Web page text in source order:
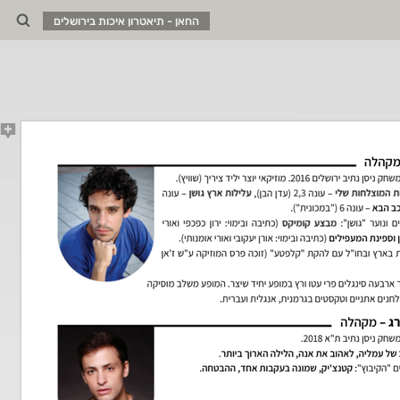
החאן - תיאטרון איכות בירושלים